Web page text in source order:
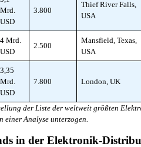
Mrd.
USD
3.800
Thief River Falls,
USA
4 Mrd.
USD
2.500
Mansfield, Texas,
USA
3,35
Mrd.
USD
7.800 London, UK
der Liste der weltweit größten
einer Analyse unterzogen.
in der Elektronik-